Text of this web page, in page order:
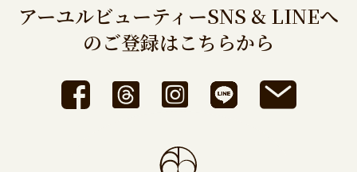
アーユルビューティーSNS & LINEへ
のご登録はこちらから